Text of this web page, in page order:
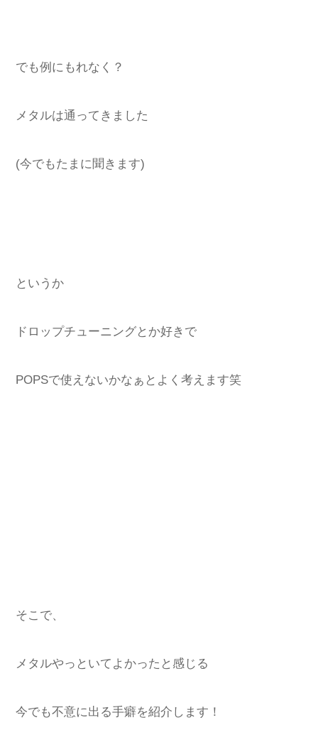
でも例にもれなく？
メタルは通ってきました
(今でもたまに聞きます)
というか
ドロップチューニングとか好きで
POPSで使えないかなぁとよく考えます笑
そこで、
メタルやっといてよかったと感じる
今でも不意に出る手癖を紹介します！